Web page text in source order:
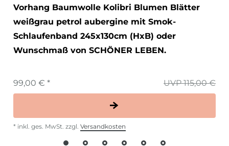
Vorhang Baumwolle Kolibri Blumen Blätter
weißgrau petrol aubergine mit Smok-
Schlaufenband 245x130cm (HxB) oder
Wunschmaß von SCHÖNER LEBEN.
UVP 115,00 €
99,00 € *
* inkl. ges. MwSt. zzgl. Versandkosten